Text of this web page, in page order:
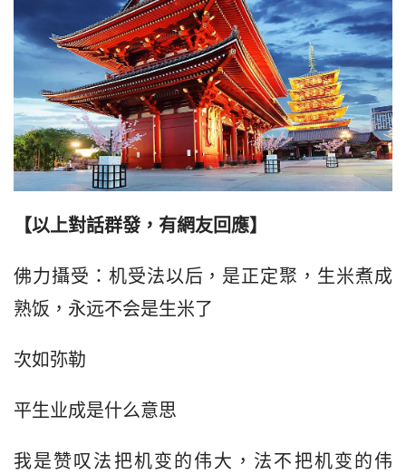
【以上對話群發，有網友回應】
佛力攝受：机受法以后，是正定聚，生米煮成
熟饭，永远不会是生米了
次如弥勒
平生业成是什么意思
我是赞叹法把机变的伟大，法不把机变的伟